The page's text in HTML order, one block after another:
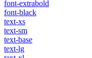
font-extrabold
font-black
text-xs
text-sm
text-base
text-lg